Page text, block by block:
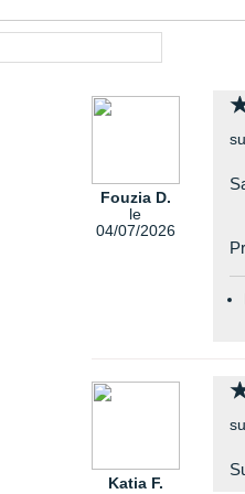
Fouzia D.
le
04/07/2026
Katia F.